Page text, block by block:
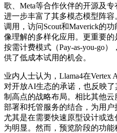
歌、Meta等合作伙伴的开源及专
进一步丰富了其多模态模型阵
调用，访问Scout和Maverick的
像理解的多样化应用。更重要
按需计费模式（Pay-as-you-go
供了低成本试用的机会。
业内人士认为，Llama4在
对开放AI生态的承诺，也反映
制高点的战略布局。相比其他
部署和托管服务的结合，为用户
尤其是在需要快速原型设计或
为明显。然而，预览阶段的功